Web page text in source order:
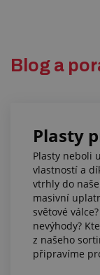
Blog a
Plasty
Plasty neboli
vlastností a
vtrhly do
masivní
světové
nevýhody?
z našeho
připravíme